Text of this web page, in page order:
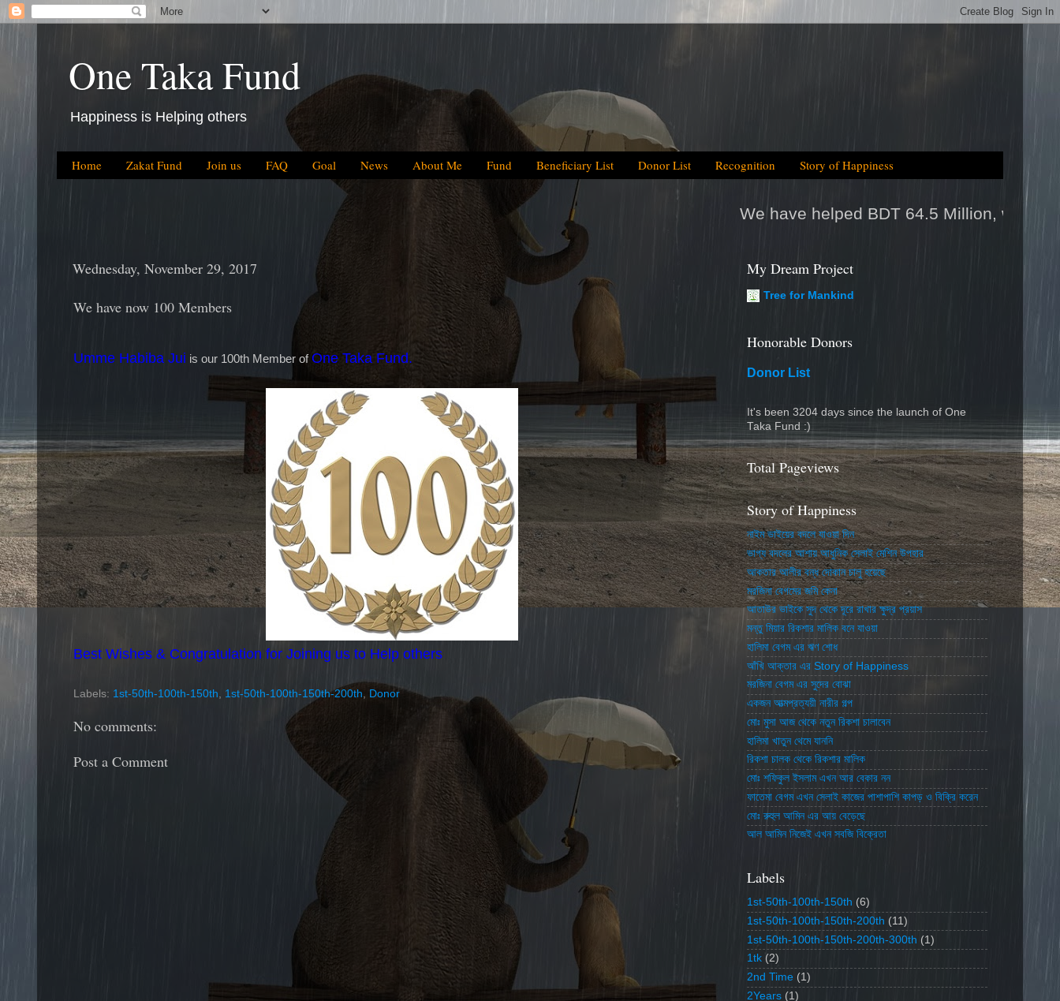
One Taka Fund
Happiness is Helping others
Home Zakat Fund Join us FAQ Goal News About Me Fund Beneficiary List Donor List Recognition Story of Happiness
We have helped BDT 64.5 Million, which is equal to 2025tk
Wednesday, November 29, 2017
We have now 100 Members
Umme Habiba Jui is our 100th Member ofOne Taka Fund.
Best Wishes & Congratulation for Joining us to Help others
Labels: 1st-50th-100th-150th, 1st-50th-100th-150th-200th, Donor
No comments:
Post a Comment
My Dream Project
Tree for Mankind
Honorable Donors
Donor List
It's been 3204 days since the launch of One
Taka Fund :)
Total Pageviews
Story of Happiness
নাইম ভাইয়ের বদলে যাওয়া দিন
ভাগ্য বদলের আশায় আধুনিক সেলাই মেশিন উপহার
আকতার আলীর বন্ধ দোকান চালু হয়েছে
মরজিনা বেগমের জমি কেনা
আতাউর ভাইকে সুদ থেকে দূরে রাখার ক্ষুদ্র প্রয়াস
মন্তু মিয়ার রিকশার মালিক বনে যাওয়া
হালিমা বেগম এর ঋণ শোধ
আঁখি আক্তার এর Story of Happiness
মরজিনা বেগম এর সুদের বোঝা
একজন আত্মপ্রত্যয়ী নারীর গল্প
মোঃ মুসা আজ থেকে নতুন রিকশা চালাবেন
হালিমা খাতুন থেমে যাননি
রিকশা চালক থেকে রিকশার মালিক
মোঃ শফিকুল ইসলাম এখন আর বেকার নন
ফাতেমা বেগম এখন সেলাই কাজের পাশাপাশি কাপড় ও বিক্রি করেন
মোঃ রুহুল আমিন এর আয় বেড়েছে
আল আমিন নিজেই এখন সবজি বিক্রেতা
Labels
1st-50th-100th-150th (6)
1st-50th-100th-150th-200th (11)
1st-50th-100th-150th-200th-300th (1)
1tk (2)
2nd Time (1)
2Years (1)